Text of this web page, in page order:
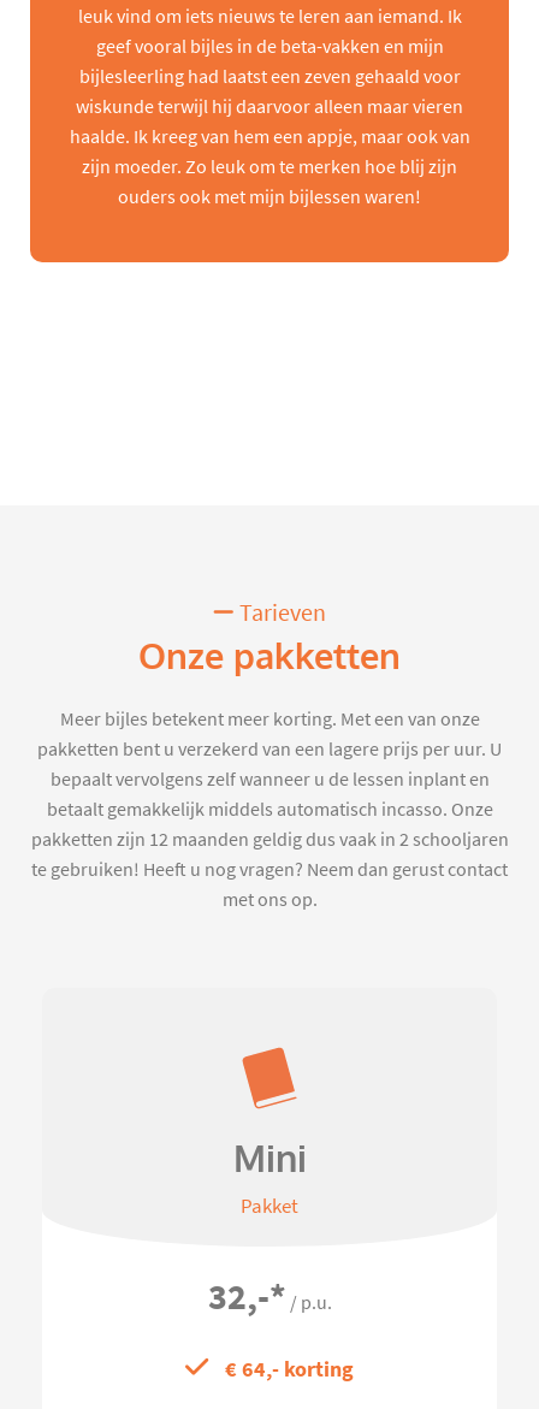
leuk vind om iets nieuws te leren aan iemand. Ik
geef vooral bijles in de beta-vakken en mijn
bijlesleerling had laatst een zeven gehaald voor
wiskunde terwijl hij daarvoor alleen maar vieren
haalde. Ik kreeg van hem een appje, maar ook van
zijn moeder. Zo leuk om te merken hoe blij zijn
ouders ook met mijn bijlessen waren!
Tarieven
Onze pakketten
Meer bijles betekent meer korting. Met een van onze
pakketten bent u verzekerd van een lagere prijs per uur. U
bepaalt vervolgens zelf wanneer u de lessen inplant en
betaalt gemakkelijk middels automatisch incasso. Onze
pakketten zijn 12 maanden geldig dus vaak in 2 schooljaren
te gebruiken! Heeft u nog vragen? Neem dan gerust contact
met ons op.
Mini
Pakket
32,-* / p.u.
€ 64,- korting